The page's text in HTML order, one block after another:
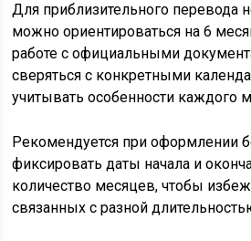
Для приблизительного перевода
можно ориентироваться на 6
работе с официальными
сверяться с конкретными
учитывать особенности каждого
Рекомендуется при оформлении
фиксировать даты начала и
количество месяцев, чтобы
связанных с разной